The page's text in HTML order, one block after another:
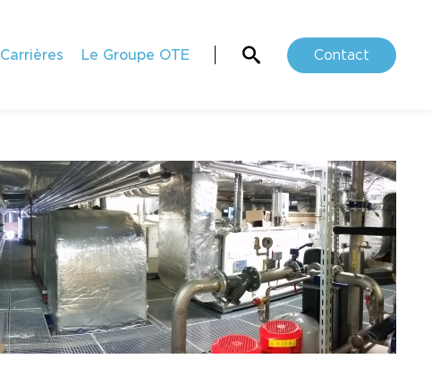
Carrières Le Groupe OTE Contact